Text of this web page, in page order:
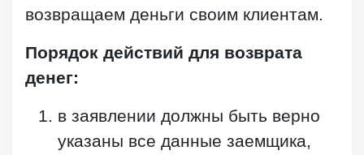
возвращаем деньги своим клиентам.
Порядок действий для возврата
денег:
в заявлении должны быть верно
указаны все данные заемщика,